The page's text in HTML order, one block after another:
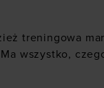
treningowa
wszystko,